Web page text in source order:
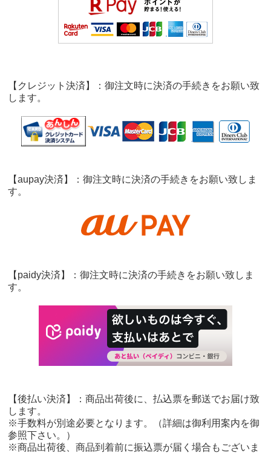
【クレジット決済】：御注文時に決済の手続きをお願い致
します。
【aupay決済】：御注文時に決済の手続きをお願い致しま
す。
【paidy決済】：御注文時に決済の手続きをお願い致しま
す。
【後払い決済】：商品出荷後に、払込票を郵送でお届け致
します。
※手数料が別途必要となります。（詳細は御利用案内を御
参照下さい。）
※商品出荷後、商品到着前に振込票が届く場合もございま